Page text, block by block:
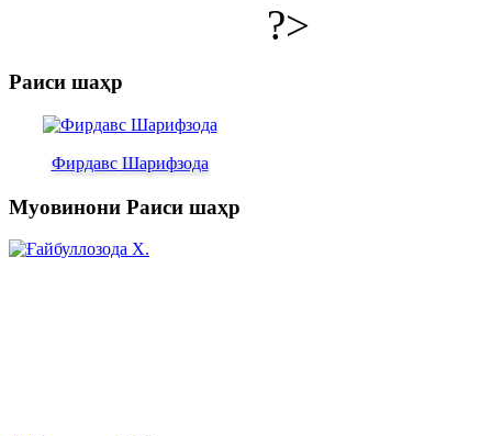
?>
Раиси шаҳр
Фирдавс Шарифзода
Муовинони Раиси шаҳр